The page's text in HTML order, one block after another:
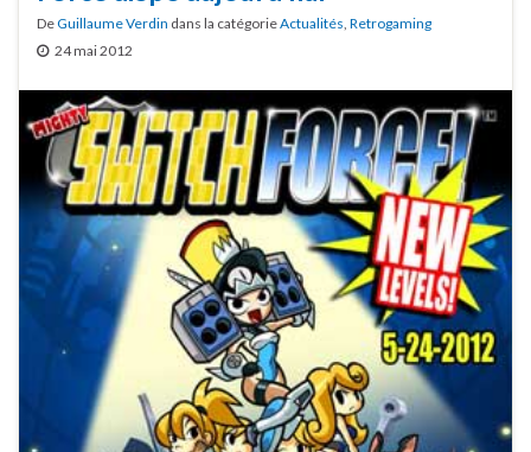
DeGuillaume Verdin dans la catégorieActualités, Retrogaming
24 mai 2012